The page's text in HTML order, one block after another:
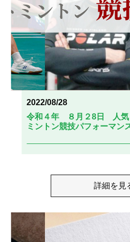
2022/08/28
令和４年 ８月２8日 人気
ミントン競技パフォーマン
詳細を見